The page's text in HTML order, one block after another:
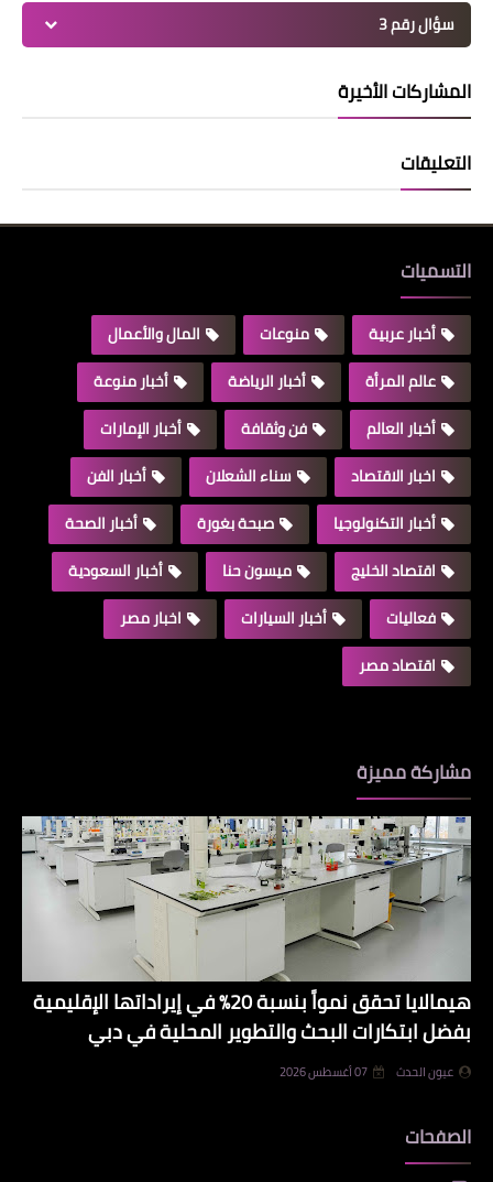
سؤال رقم 3
المشاركات الأخيرة
التعليقات
التسميات
أخبار عربية منوعات
المال والأعمال
عالم المرأة
أخبار الرياضة
أخبار منوعة
أخبار العالم
فن وثقافة
أخبار الإمارات
اخبار الاقتصاد
سناء الشعلان
أخبار الفن
أخبار التكنولوجيا
صبحة بغورة
أخبار الصحة
اقتصاد الخليج
ميسون حنا
أخبار السعودية
فعاليات
أخبار السيارات
اخبار مصر
اقتصاد مصر
مشاركة مميزة
هيمالايا تحقق نمواً بنسبة 20% في إيراداتها الإقليمية
بفضل ابتكارات البحث والتطوير المحلية في دبي
عيون الحدث 07 أغسطس 2026
الصفحات